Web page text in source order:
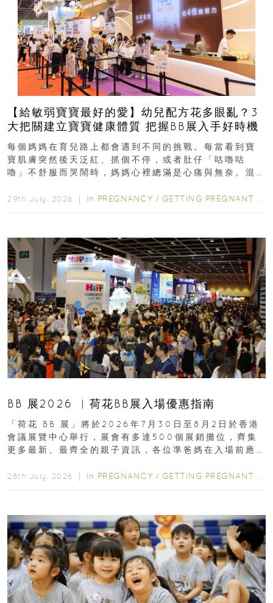
【給敏弱寶寶最好的愛】幼兒配方花多眼亂？3
大把關建立寶寶健康體質 把握BB展入手好時機
每個媽媽在育兒路上都會遇到不同的挑戰。每當看到寶
寶肌膚突然後天泛紅、抓個不停，或者肚仔「咕嚕咕
嚕」不舒服而哭鬧時，媽媽心裡總滿是心痛與無奈。混
29th July, 2026 ｜ In PREGNANCY / GETTING PREGNANT
BB 展2026 ︳荷花BB展入場優惠指南
「荷花 BB 展」將於2026年7月30日至8月2日於香港
會議展覽中心舉行，展會有多達500個展銷攤位，齊集
更多最新、最齊全的親子資訊，各位準爸媽在入場前應
28th July, 2026 ｜ In PREGNANCY / GETTING PREGNANT